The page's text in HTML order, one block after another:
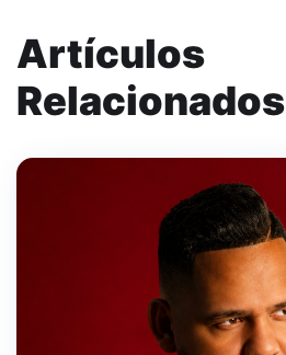
Artículos
Relacionados